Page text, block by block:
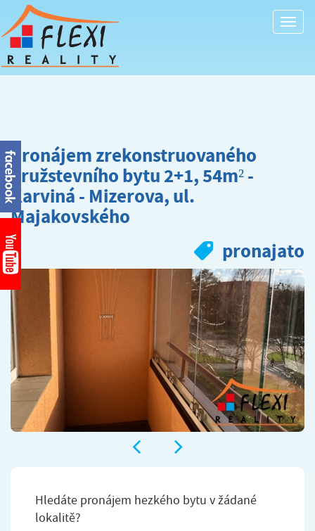
Pronájem zrekonstruovaného
družstevního bytu 2+1, 54m² -
Karviná - Mizerova, ul.
Majakovského
pronajato
Hledáte pronájem hezkého bytu v žádané
lokalitě?